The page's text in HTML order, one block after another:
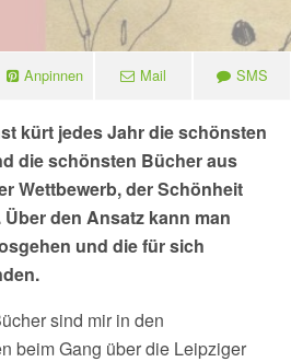
Anpinnen Mail SMS
kürt jedes Jahr die schönsten
die schönsten Bücher aus
Wettbewerb, der Schönheit
den Ansatz kann man
und die für sich
sind mir in den
beim Gang über die Leipziger